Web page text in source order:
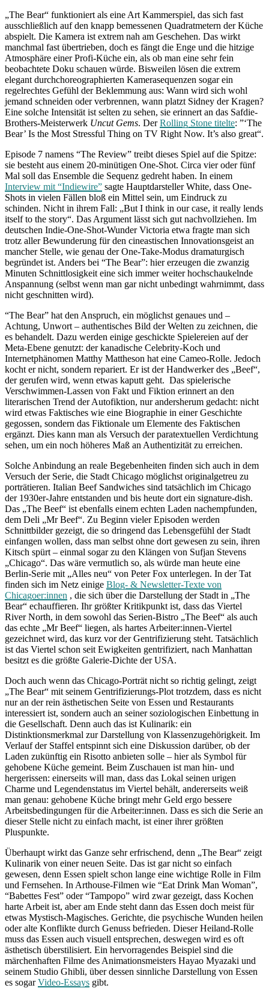
„The Bear“ funktioniert als eine Art Kammerspiel, das sich fast
ausschließlich auf den knapp bemessenen Quadratmetern der Küche
abspielt. Die Kamera ist extrem nah am Geschehen. Das wirkt
manchmal fast übertrieben, doch es fängt die Enge und die hitzige
Atmosphäre einer Profi-Küche ein, als ob man eine sehr fein
beobachtete Doku schauen würde. Bisweilen lösen die extrem
elegant durchchoreographierten Kamerasequenzen sogar ein
regelrechtes Gefühl der Beklemmung aus: Wann wird sich wohl
jemand schneiden oder verbrennen, wann platzt Sidney der Kragen?
Eine solche Intensität ist selten zu sehen, sie erinnert an das Safdie-
Brothers-Meisterwerk Uncut Gems. DerRolling Stone titelte: ”‘The
Bear’ Is the Most Stressful Thing on TV Right Now. It’s also great“.
Episode 7 namens “The Review” treibt dieses Spiel auf die Spitze:
sie besteht aus einem 20-minütigen One-Shot. Circa vier oder fünf
Mal soll das Ensemble die Sequenz gedreht haben. In einem
Interview mit “Indiewire” sagte Hauptdarsteller White, dass One-
Shots in vielen Fällen bloß ein Mittel sein, um Eindruck zu
schinden. Nicht in ihrem Fall: „But I think in our case, it really lends
itself to the story“. Das Argument lässt sich gut nachvollziehen. Im
deutschen Indie-One-Shot-Wunder Victoria etwa fragte man sich
trotz aller Bewunderung für den cineastischen Innovationsgeist an
mancher Stelle, wie genau der One-Take-Modus dramaturgisch
begründet ist. Anders bei “The Bear”: hier erzeugen die zwanzig
Minuten Schnittlosigkeit eine sich immer weiter hochschaukelnde
Anspannung (selbst wenn man gar nicht unbedingt wahrnimmt, dass
nicht geschnitten wird).
“The Bear” hat den Anspruch, ein möglichst genaues und –
Achtung, Unwort – authentisches Bild der Welten zu zeichnen, die
es behandelt. Dazu werden einige geschickte Spielereien auf der
Meta-Ebene genutzt: der kanadische Celebrity-Koch und
Internetphänomen Matthy Mattheson hat eine Cameo-Rolle. Jedoch
kocht er nicht, sondern repariert. Er ist der Handwerker des „Beef“,
der gerufen wird, wenn etwas kaputt geht. Das spielerische
Verschwimmen-Lassen von Fakt und Fiktion erinnert an den
literarischen Trend der Autofiktion, nur andersherum gedacht: nicht
wird etwas Faktisches wie eine Biographie in einer Geschichte
gegossen, sondern das Fiktionale um Elemente des Faktischen
ergänzt. Dies kann man als Versuch der paratextuellen Verdichtung
sehen, um ein noch höheres Maß an Authentizität zu erreichen.
Solche Anbindung an reale Begebenheiten finden sich auch in dem
Versuch der Serie, die Stadt Chicago möglichst originalgetreu zu
porträtieren. Italian Beef Sandwiches sind tatsächlich im Chicago
der 1930er-Jahre entstanden und bis heute dort ein signature-dish.
Das „The Beef“ ist ebenfalls einem echten Laden nachempfunden,
dem Deli „Mr Beef“. Zu Beginn vieler Episoden werden
Schnittbilder gezeigt, die so dringend das Lebensgefühl der Stadt
einfangen wollen, dass man selbst ohne dort gewesen zu sein, ihren
Kitsch spürt – einmal sogar zu den Klängen von Sufjan Stevens
„Chicago“. Das wäre vermutlich so, als würde man heute eine
Berlin-Serie mit „Alles neu“ von Peter Fox unterlegen. In der Tat
finden sich im Netz einige Blog- & Newsletter-Texte von
Chicagoer:innen , die sich über die Darstellung der Stadt in „The
Bear“ echauffieren. Ihr größter Kritikpunkt ist, dass das Viertel
River North, in dem sowohl das Serien-Bistro „The Beef“ als auch
das echte „Mr Beef“ liegen, als hartes Arbeiter:innen-Viertel
gezeichnet wird, das kurz vor der Gentrifizierung steht. Tatsächlich
ist das Viertel schon seit Ewigkeiten gentrifiziert, nach Manhattan
besitzt es die größte Galerie-Dichte der USA.
Doch auch wenn das Chicago-Porträt nicht so richtig gelingt, zeigt
„The Bear“ mit seinem Gentrifizierungs-Plot trotzdem, dass es nicht
nur an der rein ästhetischen Seite von Essen und Restaurants
interessiert ist, sondern auch an seiner soziologischen Einbettung in
die Gesellschaft. Denn auch das ist Kulinarik: ein
Distinktionsmerkmal zur Darstellung von Klassenzugehörigkeit. Im
Verlauf der Staffel entspinnt sich eine Diskussion darüber, ob der
Laden zukünftig ein Risotto anbieten solle – hier als Symbol für
gehobene Küche gemeint. Beim Zuschauen ist man hin- und
hergerissen: einerseits will man, dass das Lokal seinen urigen
Charme und Legendenstatus im Viertel behält, andererseits weiß
man genau: gehobene Küche bringt mehr Geld ergo bessere
Arbeitsbedingungen für die Arbeiter:innen. Dass es sich die Serie an
dieser Stelle nicht zu einfach macht, ist einer ihrer größten
Pluspunkte.
Überhaupt wirkt das Ganze sehr erfrischend, denn „The Bear“ zeigt
Kulinarik von einer neuen Seite. Das ist gar nicht so einfach
gewesen, denn Essen spielt schon lange eine wichtige Rolle in Film
und Fernsehen. In Arthouse-Filmen wie “Eat Drink Man Woman”,
“Babettes Fest” oder “Tampopo” wird zwar gezeigt, dass Kochen
harte Arbeit ist, aber am Ende steht dann das Essen doch meist für
etwas Mystisch-Magisches. Gerichte, die psychische Wunden heilen
oder alte Konflikte durch Genuss befrieden. Dieser Heiland-Rolle
muss das Essen auch visuell entsprechen, deswegen wird es oft
ästhetisch überstilisiert. Ein hervorragendes Beispiel sind die
märchenhaften Filme des Animationsmeisters Hayao Myazaki und
seinem Studio Ghibli, über dessen sinnliche Darstellung von Essen
es sogarVideo-Essays gibt.